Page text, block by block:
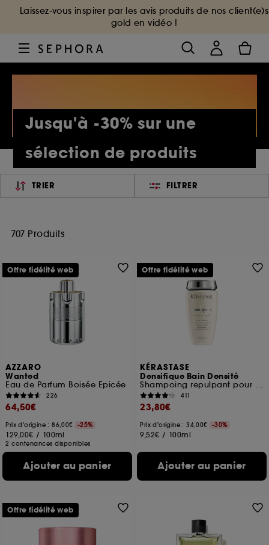
Laissez-vous inspirer par les avis produits de nos client(e)s
gold en vidéo !
Jusqu'à -30% sur une
sélection de produits
TRIER FILTRER
707 Produits
AZZARO
Wanted
Eau de Parfum Boisée Épicée
226
64,50€
Prix d'origine : 86,00€ -25%
129,00€ / 100ml
2 contenances disponibles
Ajouter au panier
Offre fidélité web
KÉRASTASE
Densifique Bain Densité
Shampoing repulpant pour cheveux en perte de densité
411
23,80€
Prix d'origine : 34,00€ -30%
9,52€ / 100ml
Ajouter au panier
Offre fidélité web
Offre fidélité web